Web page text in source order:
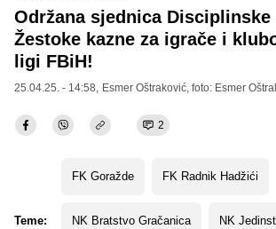
Održana sjednica
Žestoke kazne za igrače i
ligi FBiH!
25.04.25. - 14:58, Esmer Oštraković , foto: Esmer
2
Teme:
FK Goražde FK Radnik Hadžići
NK Bratstvo Gračanica NK